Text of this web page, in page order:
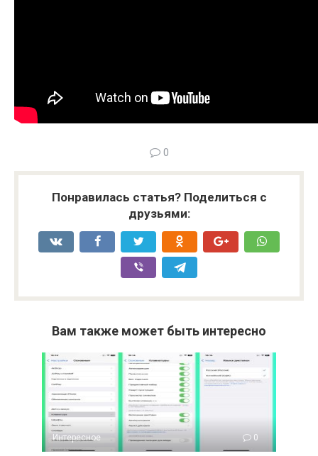
0
Понравилась статья? Поделиться с
друзьями:
Вам также может быть интересно
Интересное 0